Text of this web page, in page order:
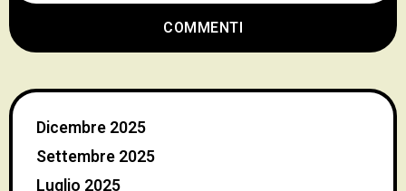
COMMENTI
Dicembre 2025
Settembre 2025